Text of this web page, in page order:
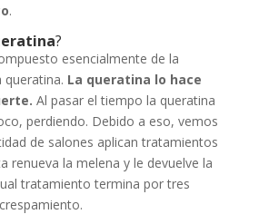
.
?
esencialmente de la
La queratina lo hace
Al pasar el tiempo la queratina
perdiendo. Debido a eso, vemos
de salones aplican tratamientos
renueva la melena y le devuelve la
tratamiento termina por tres